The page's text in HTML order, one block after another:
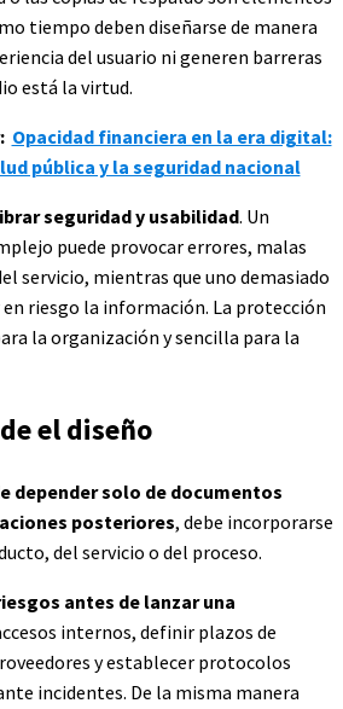
tiempo deben diseñarse de manera
del usuario ni generen barreras
está la virtud.
Opacidad financiera en la era digital:
pública y la seguridad nacional
seguridad y usabilidad. Un
puede provocar errores, malas
servicio, mientras que uno demasiado
riesgo la información. La protección
la organización y sencilla para la
el diseño
depender solo de documentos
posteriores, debe incorporarse
del servicio o del proceso.
antes de lanzar una
internos, definir plazos de
y establecer protocolos
incidentes. De la misma manera